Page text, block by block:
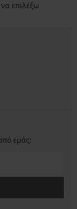
επιλέξω
εμάς;